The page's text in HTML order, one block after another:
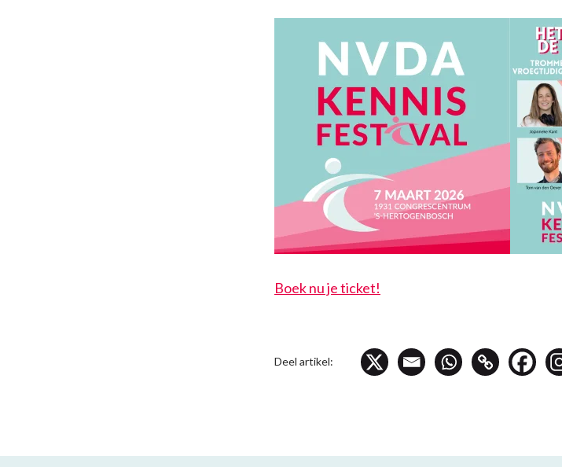
Boek nu je ticket!
Deel artikel: